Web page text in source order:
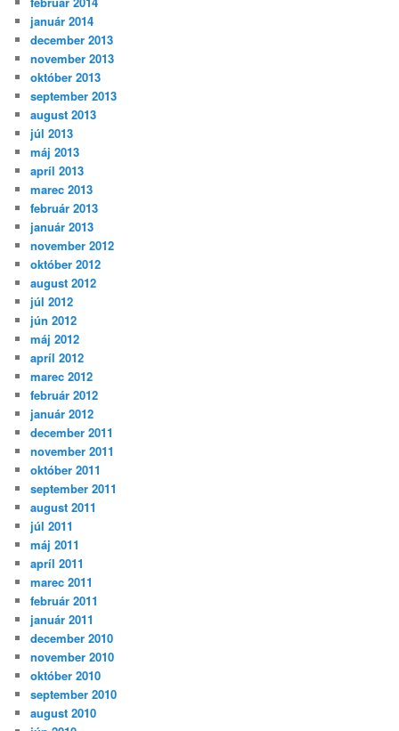
január 2014
december 2013
november 2013
október 2013
september 2013
august 2013
júl 2013
máj 2013
apríl 2013
marec 2013
február 2013
január 2013
november 2012
október 2012
august 2012
júl 2012
jún 2012
máj 2012
apríl 2012
marec 2012
február 2012
január 2012
december 2011
november 2011
október 2011
september 2011
august 2011
júl 2011
máj 2011
apríl 2011
marec 2011
február 2011
január 2011
december 2010
november 2010
október 2010
september 2010
august 2010